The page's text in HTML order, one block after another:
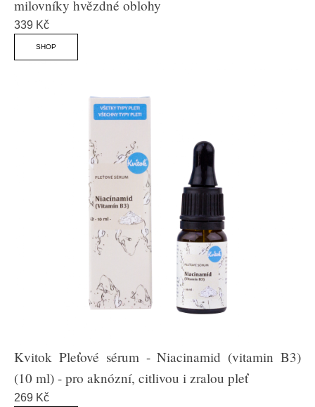
milovníky hvězdné oblohy
339 Kč
SHOP
Kvitok Pleťové sérum - Niacinamid (vitamin B3)
(10 ml) - pro aknózní, citlivou i zralou pleť
269 Kč